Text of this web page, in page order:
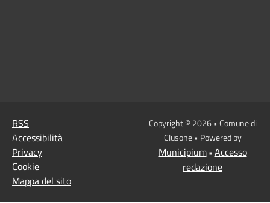
RSS
Accessibilità
Privacy
Cookie
Mappa del sito
Copyright © 2026 • Comune di
Clusone • Powered by
Municipium• Accesso
redazione